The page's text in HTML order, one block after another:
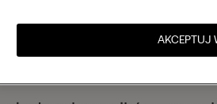
AKCEPTUJ